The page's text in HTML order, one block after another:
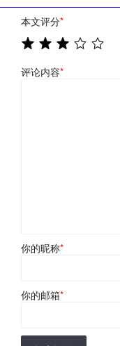
本文评分*
评论内容*
你的昵称*
你的邮箱*